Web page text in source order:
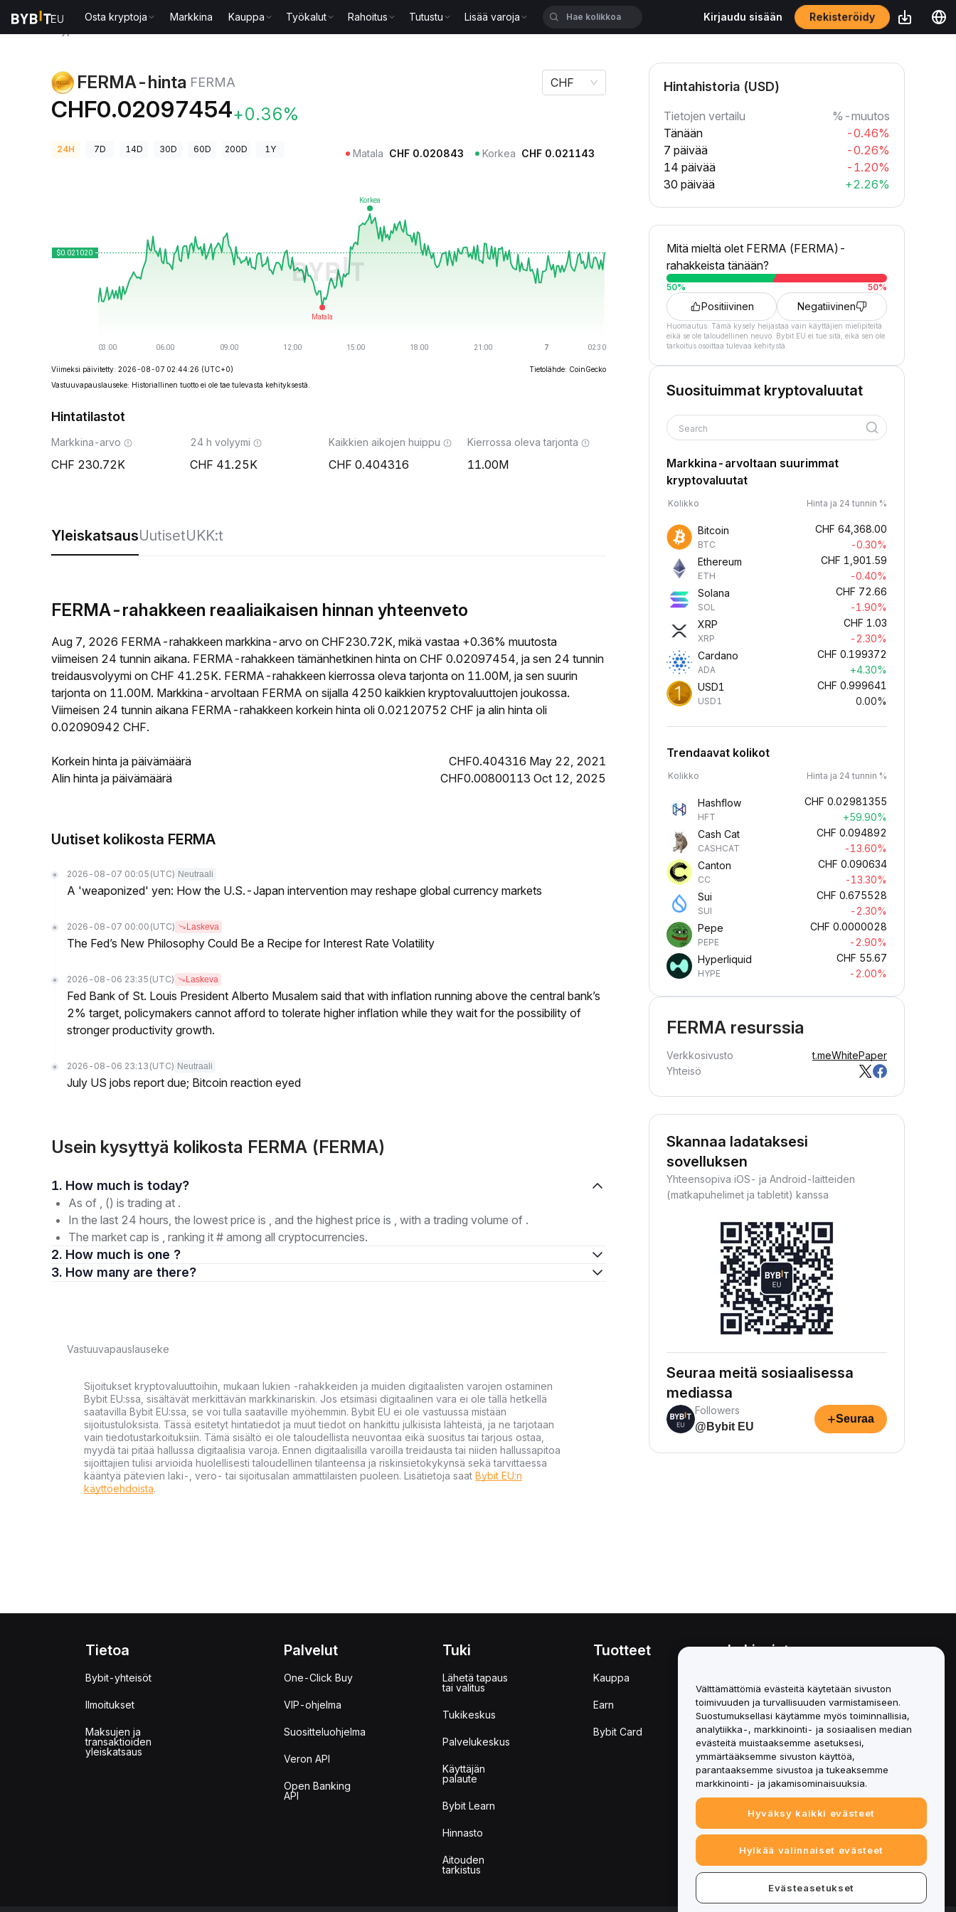
Osta kryptoja Markkina Kauppa Työkalut Rahoitus Tutustu Lisää varoja Kirjaudu sisään Rekisteröidy
FERMA-hinta FERMA
CHF0.02097454+0.36%
CHF
24H 7D 14D 30D 60D 200D 1Y Matala CHF 0.020843 Korkea CHF 0.021143
Viimeksi päivitetty: 2026-08-07 02:44:26 (UTC+0)
Tietolähde: CoinGecko
Vastuuvapauslauseke: Historiallinen tuotto ei ole tae tulevasta kehityksestä.
Hintatilastot
Markkina-arvo
230.72K
24 h volyymi
41.25K
Kaikkien aikojen huippu
0.404316
Kierrossa oleva tarjonta
11.00M
YleiskatsausUutisetUKK:t
FERMA-rahakkeen reaaliaikaisen hinnan yhteenveto
Aug 7, 2026 FERMA-rahakkeen markkina-arvo on CHF230.72K, mikä vastaa +0.36% muutosta
viimeisen 24 tunnin aikana. FERMA-rahakkeen tämänhetkinen hinta on CHF 0.02097454, ja sen 24 tunnin
treidausvolyymi on CHF 41.25K. FERMA-rahakkeen kierrossa oleva tarjonta on 11.00M, ja sen suurin
tarjonta on 11.00M. Markkina-arvoltaan FERMA on sijalla 4250 kaikkien kryptovaluuttojen joukossa.
Viimeisen 24 tunnin aikana FERMA-rahakkeen korkein hinta oli 0.02120752 CHF ja alin hinta oli
0.02090942 CHF.
Korkein hinta ja päivämäärä
CHF0.404316 May 22, 2021
Alin hinta ja päivämäärä
CHF0.00800113 Oct 12, 2025
Uutiset kolikosta FERMA
2026-08-07 00:05 (UTC) Neutraali
A 'weaponized' yen: How the U.S.-Japan intervention may reshape global currency markets
2026-08-07 00:00 (UTC) Laskeva
The Fed’s New Philosophy Could Be a Recipe for Interest Rate Volatility
2026-08-06 23:35 (UTC) Laskeva
Fed Bank of St. Louis President Alberto Musalem said that with inflation running above the central bank’s
2% target, policymakers cannot afford to tolerate higher inflation while they wait for the possibility of
stronger productivity growth.
2026-08-06 23:13 (UTC) Neutraali
July US jobs report due; Bitcoin reaction eyed
Usein kysyttyä kolikosta FERMA (FERMA)
1. How much is today?
As of , () is trading at .
In the last 24 hours, the lowest price is , and the highest price is , with a trading volume of .
The market cap is , ranking it # among all cryptocurrencies.
2. How much is one ?
3. How many are there?
Vastuuvapauslauseke
Sijoitukset kryptovaluuttoihin, mukaan lukien -rahakkeiden ja muiden digitaalisten varojen ostaminen
Bybit EU:ssa, sisältävät merkittävän markkinariskin. Jos etsimäsi digitaalinen vara ei ole tällä hetkellä
saatavilla Bybit EU:ssa, se voi tulla saataville myöhemmin. Bybit EU ei ole vastuussa mistään
sijoitustuloksista. Tässä esitetyt hintatiedot ja muut tiedot on hankittu julkisista lähteistä, ja ne tarjotaan
vain tiedotustarkoituksiin. Tämä sisältö ei ole taloudellista neuvontaa eikä suositus tai tarjous ostaa,
myydä tai pitää hallussa digitaalisia varoja. Ennen digitaalisilla varoilla treidausta tai niiden hallussapitoa
sijoittajien tulisi arvioida huolellisesti taloudellinen tilanteensa ja riskinsietokykynsä sekä tarvittaessa
kääntyä pätevien laki-, vero- tai sijoitusalan ammattilaisten puoleen. Lisätietoja saat Bybit EU:n
käyttöehdoista.
Hintahistoria (USD)
Tietojen vertailu
%-muutos
Tänään
-0.46%
7 päivää
-0.26%
14 päivää
-1.20%
30 päivää
+2.26%
Mitä mieltä olet FERMA (FERMA)-
rahakkeista tänään?
50% 50%
Positiivinen Negatiivinen
Huomautus: Tämä kysely heijastaa vain käyttäjien mielipiteitä
eikä se ole taloudellinen neuvo. Bybit EU ei tue sitä, eikä sen ole
tarkoitus osoittaa tulevaa kehitystä.
Suosituimmat kryptovaluutat
Search
Markkina-arvoltaan suurimmat
kryptovaluutat
Kolikko Hinta ja 24 tunnin %
Bitcoin
BTC
CHF 64,368.00
-0.30%
Ethereum
ETH
CHF 1,901.59
-0.40%
Solana
SOL
CHF 72.66
-1.90%
XRP
XRP
CHF 1.03
-2.30%
Cardano
ADA
CHF 0.199372
+4.30%
USD1
USD1
CHF 0.999641
0.00%
Trendaavat kolikot
Kolikko Hinta ja 24 tunnin %
Hashflow
HFT
CHF 0.02981355
+59.90%
Cash Cat
CASHCAT
CHF 0.094892
-13.60%
Canton
CC
CHF 0.090634
-13.30%
Sui
SUI
CHF 0.675528
-2.30%
Pepe
PEPE
CHF 0.0000028
-2.90%
Hyperliquid
HYPE
CHF 55.67
-2.00%
FERMA resurssia
Verkkosivusto t.meWhitePaper
Yhteisö
Skannaa ladataksesi
sovelluksen
Yhteensopiva iOS- ja Android-laitteiden
(matkapuhelimet ja tabletit) kanssa
Seuraa meitä sosiaalisessa
mediassa
Followers
@Bybit EU
+Seuraa
Tietoa
Bybit-yhteisöt
Ilmoitukset
Maksujen ja
transaktioiden
yleiskatsaus
Palvelut
One-Click Buy
VIP-ohjelma
Suositteluohjelma
Veron API
Open Banking
API
Tuki
Lähetä tapaus
tai valitus
Tukikeskus
Palvelukeskus
Käyttäjän
palaute
Bybit Learn
Hinnasto
Aitouden
tarkistus
Tuotteet
Kauppa
Earn
Bybit Card
Lakiasiat
Yhteenveto säilytys- ja
hallinnointikäytännöstä
ESG-tiedot
Crypto-Asset White Papers
Välttämättömiä evästeitä käytetään sivuston
toimivuuden ja turvallisuuden varmistamiseen.
Suostumuksellasi käytämme myös toiminnallisia,
analytiikka-, markkinointi- ja sosiaalisen median
evästeitä muistaaksemme asetuksesi,
ymmärtääksemme sivuston käyttöä,
parantaaksemme sivustoa ja tukeaksemme
markkinointi- ja jakamisominaisuuksia.
Hyväksy kaikki evästeet
Hylkää valinnaiset evästeet
Evästeasetukset